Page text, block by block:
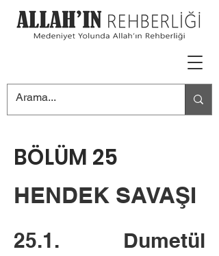
BÖLÜM 25
HENDEK SAVAŞI
25.1. Dumetül